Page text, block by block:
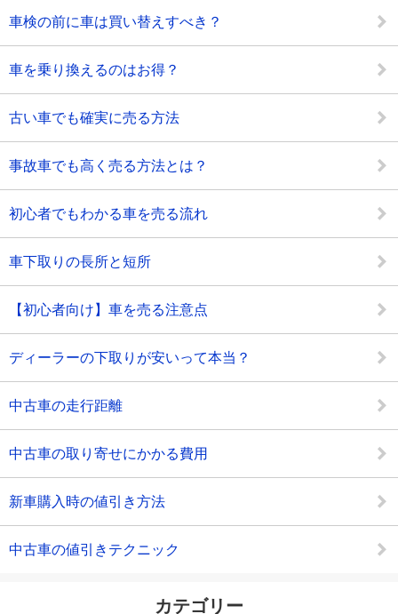
車検の前に車は買い替えすべき？
車を乗り換えるのはお得？
古い車でも確実に売る方法
事故車でも高く売る方法とは？
初心者でもわかる車を売る流れ
車下取りの長所と短所
【初心者向け】車を売る注意点
ディーラーの下取りが安いって本当？
中古車の走行距離
中古車の取り寄せにかかる費用
新車購入時の値引き方法
中古車の値引きテクニック
カテゴリー